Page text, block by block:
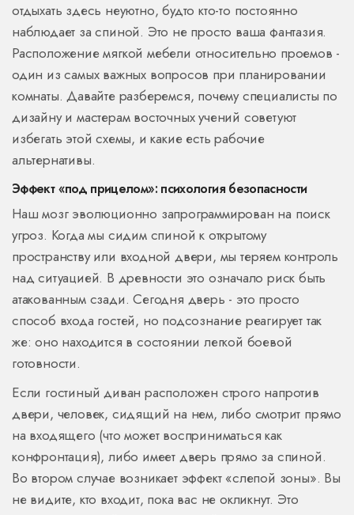
отдыхать здесь неуютно, будто кто-то постоянно
наблюдает за спиной. Это не просто ваша фантазия.
Расположение мягкой мебели относительно проемов -
один из самых важных вопросов при планировании
комнаты. Давайте разберемся, почему специалисты по
дизайну и мастерам восточных учений советуют
избегать этой схемы, и какие есть рабочие
альтернативы.
Эффект «под прицелом»: психология безопасности
Наш мозг эволюционно запрограммирован на поиск
угроз. Когда мы сидим спиной к открытому
пространству или входной двери, мы теряем контроль
над ситуацией. В древности это означало риск быть
атакованным сзади. Сегодня дверь - это просто
способ входа гостей, но подсознание реагирует так
же: оно находится в состоянии легкой боевой
готовности.
Если гостиный диван расположен строго напротив
двери, человек, сидящий на нем, либо смотрит прямо
на входящего (что может восприниматься как
конфронтация), либо имеет дверь прямо за спиной.
Во втором случае возникает эффект «слепой зоны». Вы
не видите, кто входит, пока вас не окликнут. Это